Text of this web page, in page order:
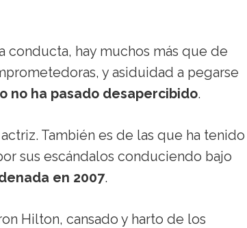
conducta, hay muchos más que de
y asiduidad a pegarse
no ha pasado desapercibido.
También es de las que ha tenido
sus escándalos conduciendo bajo
en 2007.
Hilton, cansado y harto de los